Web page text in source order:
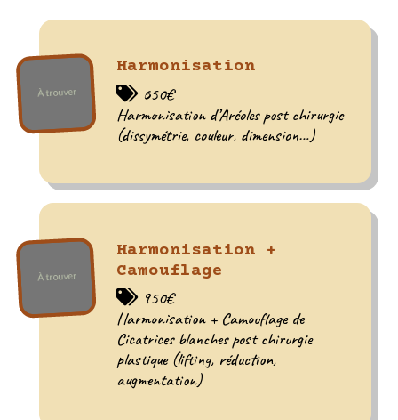
Harmonisation
650€
Harmonisation d’Aréoles post chirurgie
(dissymétrie, couleur, dimension…)
Harmonisation +
Camouflage
950€
Harmonisation + Camouflage de
Cicatrices blanches post chirurgie
plastique (lifting, réduction,
augmentation)